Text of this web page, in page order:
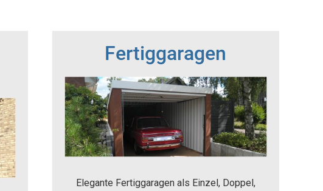
Fertiggaragen
Elegante Fertiggaragen als Einzel, Doppel,